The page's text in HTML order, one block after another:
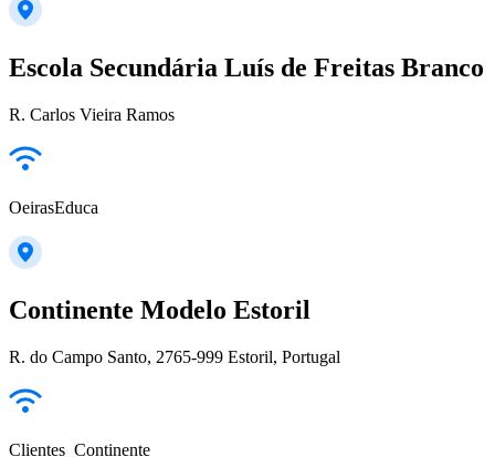
Escola Secundária Luís de Freitas Branco
R. Carlos Vieira Ramos
OeirasEduca
Continente Modelo Estoril
R. do Campo Santo, 2765-999 Estoril, Portugal
Clientes_Continente